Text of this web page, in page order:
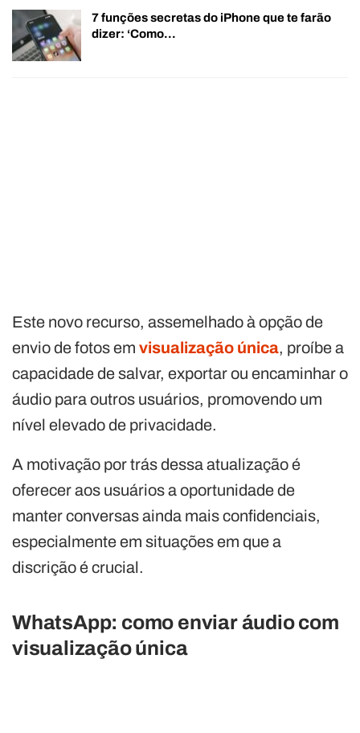
7 funções secretas do iPhone que te farão
dizer: ‘Como…
Este novo recurso, assemelhado à opção de
envio de fotos em visualização única, proíbe a
capacidade de salvar, exportar ou encaminhar o
áudio para outros usuários, promovendo um
nível elevado de privacidade.
A motivação por trás dessa atualização é
oferecer aos usuários a oportunidade de
manter conversas ainda mais confidenciais,
especialmente em situações em que a
discrição é crucial.
WhatsApp: como enviar áudio com
visualização única